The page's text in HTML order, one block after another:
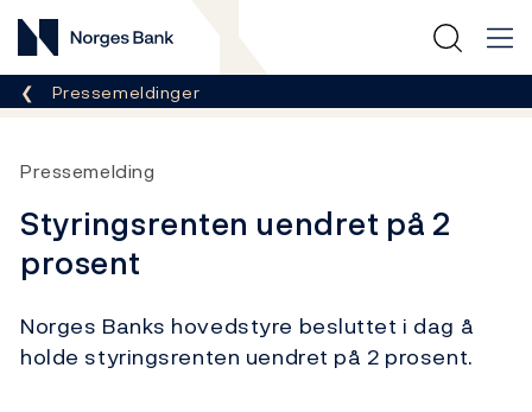
Norges Bank
Her er du nå:
Pressemeldinger
Pressemelding
Styringsrenten uendret på 2
prosent
Norges Banks hovedstyre besluttet i dag å
holde styringsrenten uendret på 2 prosent.